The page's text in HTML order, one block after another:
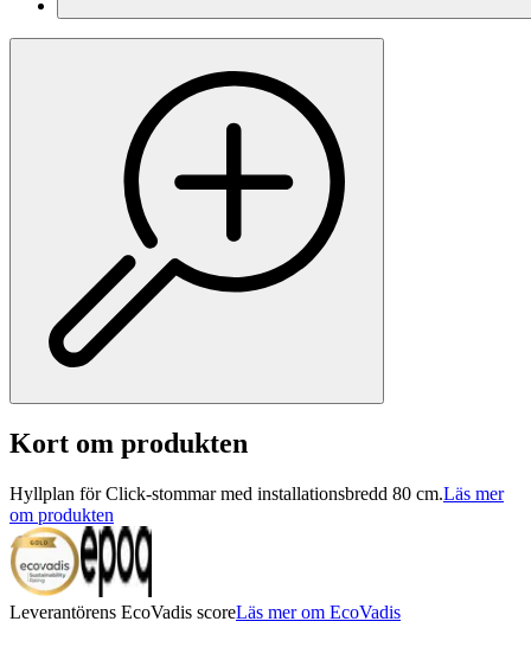
Kort om produkten
Hyllplan för Click-stommar med installationsbredd 80 cm.Läs mer
om produkten
Leverantörens EcoVadis scoreLäs mer om EcoVadis